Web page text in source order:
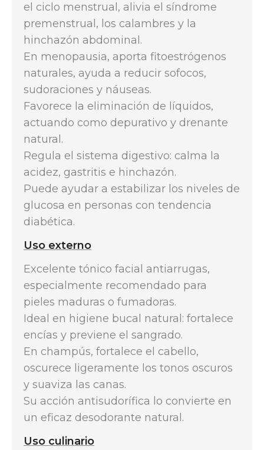
el ciclo menstrual, alivia el síndrome
premenstrual, los calambres y la
hinchazón abdominal.
En menopausia, aporta fitoestrógenos
naturales, ayuda a reducir sofocos,
sudoraciones y náuseas.
Favorece la eliminación de líquidos,
actuando como depurativo y drenante
natural.
Regula el sistema digestivo: calma la
acidez, gastritis e hinchazón.
Puede ayudar a estabilizar los niveles de
glucosa en personas con tendencia
diabética.
Uso externo
Excelente tónico facial antiarrugas,
especialmente recomendado para
pieles maduras o fumadoras.
Ideal en higiene bucal natural: fortalece
encías y previene el sangrado.
En champús, fortalece el cabello,
oscurece ligeramente los tonos oscuros
y suaviza las canas.
Su acción antisudorífica lo convierte en
un eficaz desodorante natural.
Uso culinario